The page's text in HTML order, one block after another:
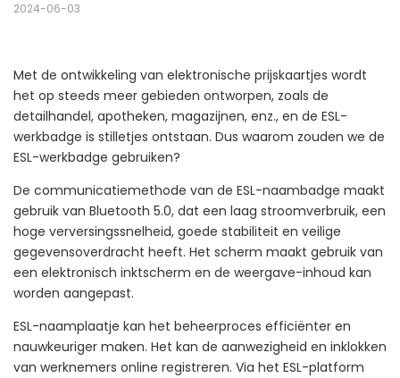
2024-06-03
Met de ontwikkeling van elektronische prijskaartjes wordt
het op steeds meer gebieden ontworpen, zoals de
detailhandel, apotheken, magazijnen, enz., en de ESL-
werkbadge is stilletjes ontstaan. Dus waarom zouden we de
ESL-werkbadge gebruiken?
De communicatiemethode van de ESL-naambadge maakt
gebruik van Bluetooth 5.0, dat een laag stroomverbruik, een
hoge verversingssnelheid, goede stabiliteit en veilige
gegevensoverdracht heeft. Het scherm maakt gebruik van
een elektronisch inktscherm en de weergave-inhoud kan
worden aangepast.
ESL-naamplaatje kan het beheerproces efficiënter en
nauwkeuriger maken. Het kan de aanwezigheid en inklokken
van werknemers online registreren. Via het ESL-platform